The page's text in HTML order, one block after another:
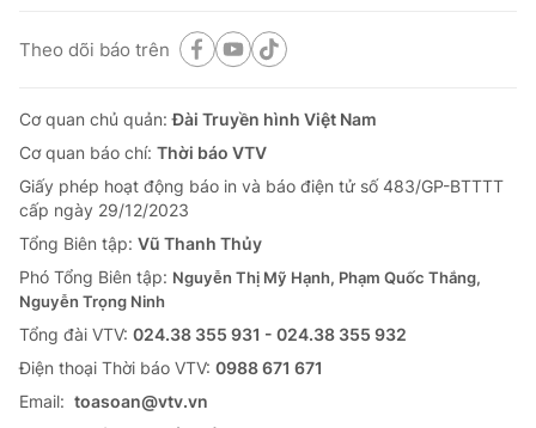
Theo dõi báo trên
Cơ quan chủ quản:Đài Truyền hình Việt Nam
Cơ quan báo chí: Thời báo VTV
Giấy phép hoạt động báo in và báo điện tử số 483/GP-BTTTT
cấp ngày 29/12/2023
Tổng Biên tập: Vũ Thanh Thủy
Phó Tổng Biên tập: Nguyễn Thị Mỹ Hạnh, Phạm Quốc Thắng,
Nguyễn Trọng Ninh
Tổng đài VTV: 024.38 355 931 - 024.38 355 932
Ðiện thoại Thời báo VTV: 0988 671 671
Email: toasoan@vtv.vn